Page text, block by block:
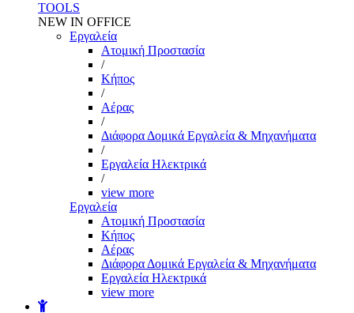
TOOLS
NEW IN OFFICE
Εργαλεία
Aτομική Προστασία
/
Kήπος
/
Αέρας
/
Διάφορα Δομικά Εργαλεία & Μηχανήματα
/
Εργαλεία Ηλεκτρικά
/
view more
Εργαλεία
Aτομική Προστασία
Kήπος
Αέρας
Διάφορα Δομικά Εργαλεία & Μηχανήματα
Εργαλεία Ηλεκτρικά
view more